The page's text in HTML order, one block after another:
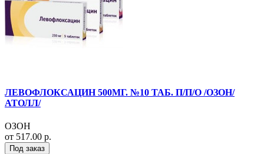
ЛЕВОФЛОКСАЦИН 500МГ. №10 ТАБ. П/П/О /ОЗОН/
АТОЛЛ/
ОЗОН
от 517.00 р.
Под заказ